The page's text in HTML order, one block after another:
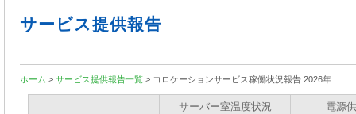
サービス提供報告
ホーム > サービス提供報告一覧 > コロケーションサービス稼働状況報告 2026年
サーバー室温度状況
電源